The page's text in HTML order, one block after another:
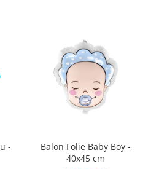
-
Balon Folie Baby Boy -
40x45 cm